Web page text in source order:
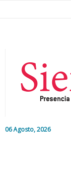
06 Agosto, 2026